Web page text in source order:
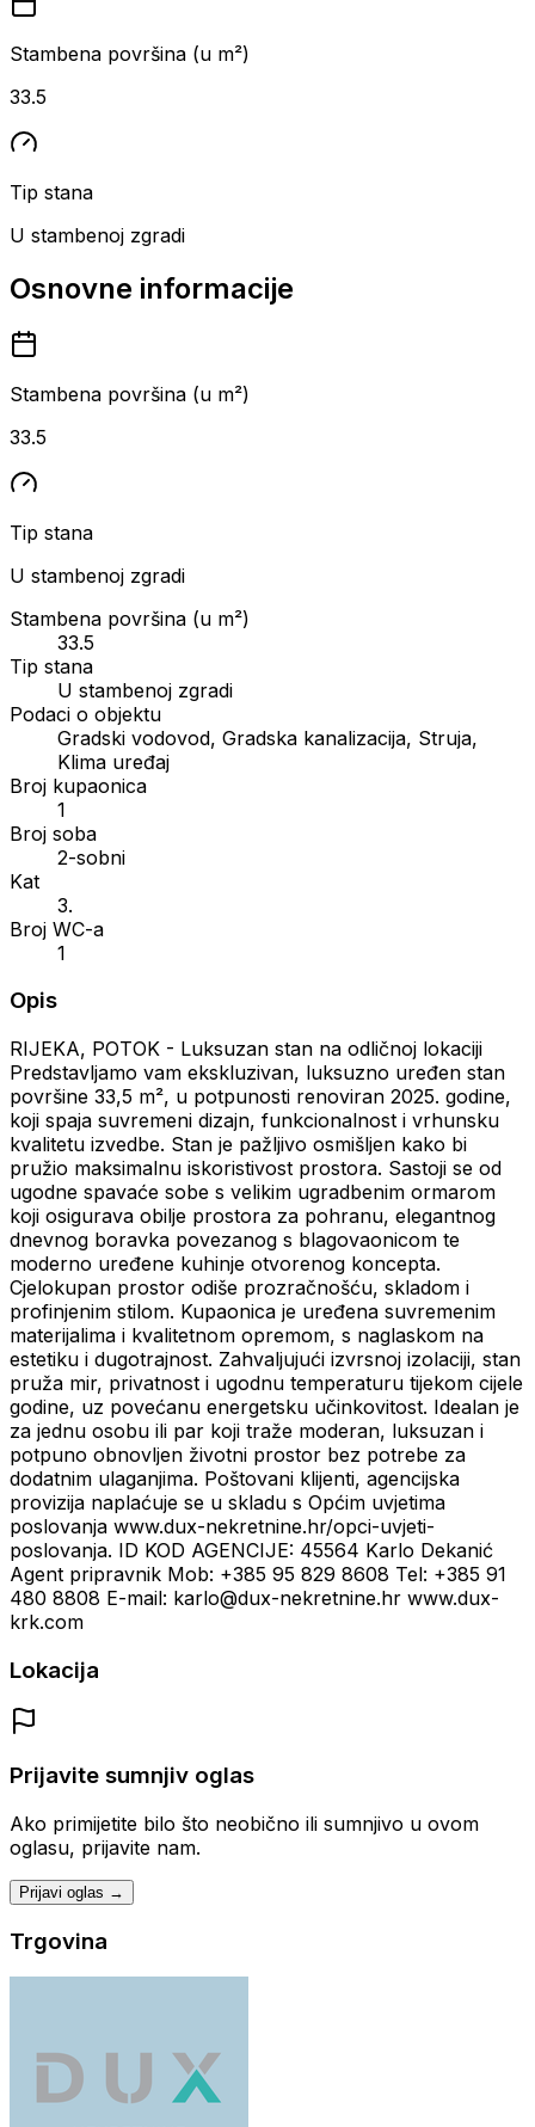
Stambena površina (u m²)
33.5
Tip stana
U stambenoj zgradi
Osnovne informacije
Stambena površina (u m²)
33.5
Tip stana
U stambenoj zgradi
Stambena površina (u m²)
33.5
Tip stana
U stambenoj zgradi
Podaci o objektu
Gradski vodovod, Gradska kanalizacija, Struja,
Klima uređaj
Broj kupaonica
1
Broj soba
2-sobni
Kat
3.
Broj WC-a
1
Opis
RIJEKA, POTOK - Luksuzan stan na odličnoj lokaciji
Predstavljamo vam ekskluzivan, luksuzno uređen stan
površine 33,5 m², u potpunosti renoviran 2025. godine,
koji spaja suvremeni dizajn, funkcionalnost i vrhunsku
kvalitetu izvedbe. Stan je pažljivo osmišljen kako bi
pružio maksimalnu iskoristivost prostora. Sastoji se od
ugodne spavaće sobe s velikim ugradbenim ormarom
koji osigurava obilje prostora za pohranu, elegantnog
dnevnog boravka povezanog s blagovaonicom te
moderno uređene kuhinje otvorenog koncepta.
Cjelokupan prostor odiše prozračnošću, skladom i
profinjenim stilom. Kupaonica je uređena suvremenim
materijalima i kvalitetnom opremom, s naglaskom na
estetiku i dugotrajnost. Zahvaljujući izvrsnoj izolaciji, stan
pruža mir, privatnost i ugodnu temperaturu tijekom cijele
godine, uz povećanu energetsku učinkovitost. Idealan je
za jednu osobu ili par koji traže moderan, luksuzan i
potpuno obnovljen životni prostor bez potrebe za
dodatnim ulaganjima. Poštovani klijenti, agencijska
provizija naplaćuje se u skladu s Općim uvjetima
poslovanja www.dux-nekretnine.hr/opci-uvjeti-
poslovanja. ID KOD AGENCIJE: 45564 Karlo Dekanić
Agent pripravnik Mob: +385 95 829 8608 Tel: +385 91
480 8808 E-mail: karlo@dux-nekretnine.hr www.dux-
krk.com
Lokacija
Prijavite sumnjiv oglas
Ako primijetite bilo što neobično ili sumnjivo u ovom
oglasu, prijavite nam.
Prijavi oglas →
Trgovina